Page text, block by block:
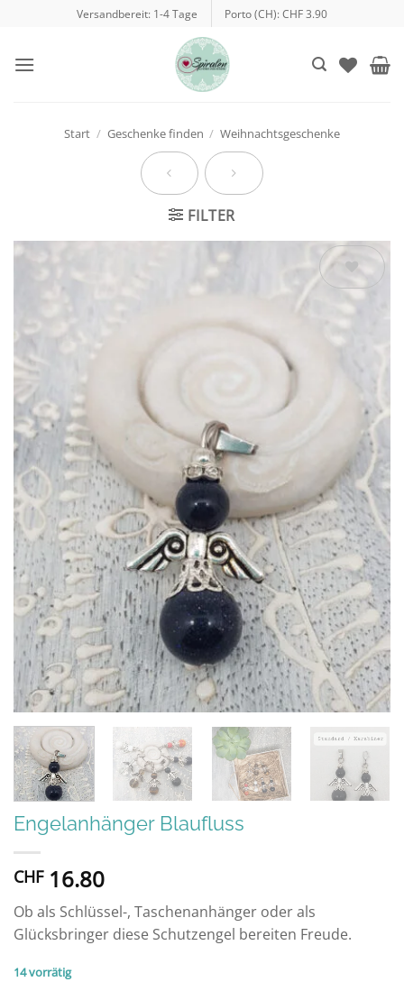
springen
Versandbereit: 1-4 Tage Porto (CH): CHF 3.90
Start / Geschenke finden / Weihnachtsgeschenke
FILTER
Auf die
Wunschliste
Engelanhänger Blaufluss
CHF16.80
Ob als Schlüssel-, Taschenanhänger oder als
Glücksbringer diese Schutzengel bereiten Freude.
14 vorrätig